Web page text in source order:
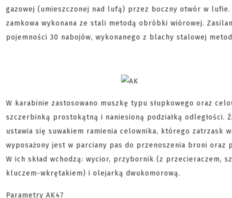
gazowej (umieszczonej nad lufą) przez boczny otwór w
zamkowa wykonana ze stali metodą obróbki wiórowej.
pojemności 30 nabojów, wykonanego z blachy stalowej
W karabinie zastosowano muszkę typu słupkowego oraz
szczerbinką prostokątną i naniesioną podziałką odległości.
ustawia się suwakiem ramienia celownika, którego zatrzask
wyposażony jest w parciany pas do przenoszenia broni oraz
W ich skład wchodzą: wycior, przybornik (z przecieraczem,
kluczem-wkrętakiem) i olejarką dwukomorową.
Parametry AK47